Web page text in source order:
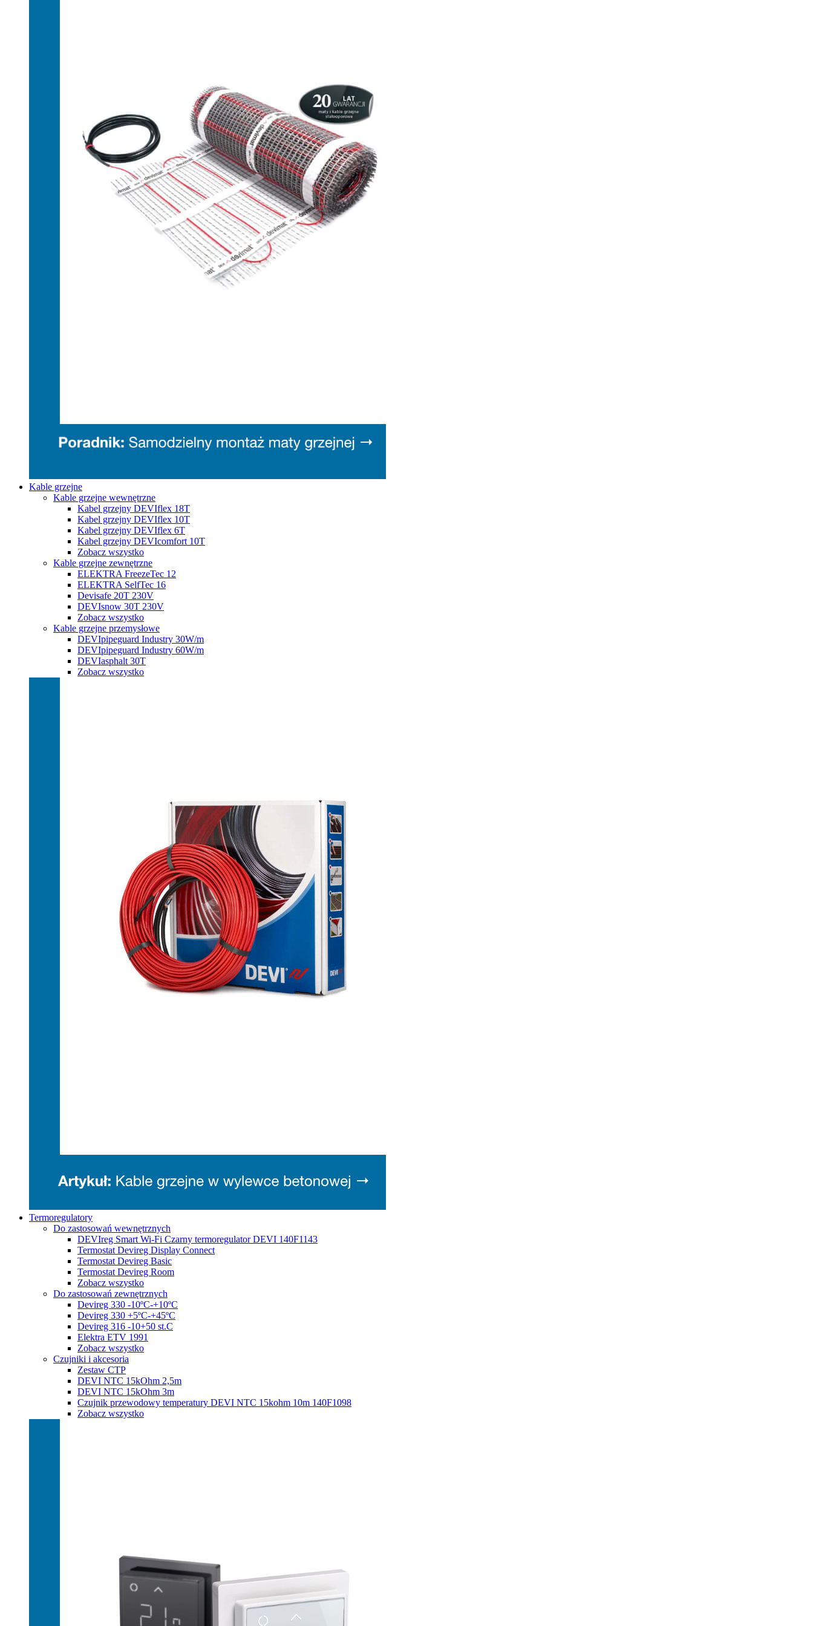
Kable grzejne
Kable grzejne wewnętrzne
Kabel grzejny DEVIflex 18T
Kabel grzejny DEVIflex 10T
Kabel grzejny DEVIflex 6T
Kabel grzejny DEVIcomfort 10T
Zobacz wszystko
Kable grzejne zewnętrzne
ELEKTRA FreezeTec 12
ELEKTRA SelfTec 16
Devisafe 20T 230V
DEVIsnow 30T 230V
Zobacz wszystko
Kable grzejne przemysłowe
DEVIpipeguard Industry 30W/m
DEVIpipeguard Industry 60W/m
DEVIasphalt 30T
Zobacz wszystko
Termoregulatory
Do zastosowań wewnętrznych
DEVIreg Smart Wi-Fi Czarny termoregulator DEVI 140F1143
Termostat Devireg Display Connect
Termostat Devireg Basic
Termostat Devireg Room
Zobacz wszystko
Do zastosowań zewnętrznych
Devireg 330 -10ºC-+10ºC
Devireg 330 +5ºC-+45ºC
Devireg 316 -10+50 st.C
Elektra ETV 1991
Zobacz wszystko
Czujniki i akcesoria
Zestaw CTP
DEVI NTC 15kOhm 2,5m
DEVI NTC 15kOhm 3m
Czujnik przewodowy temperatury DEVI NTC 15kohm 10m 140F1098
Zobacz wszystko